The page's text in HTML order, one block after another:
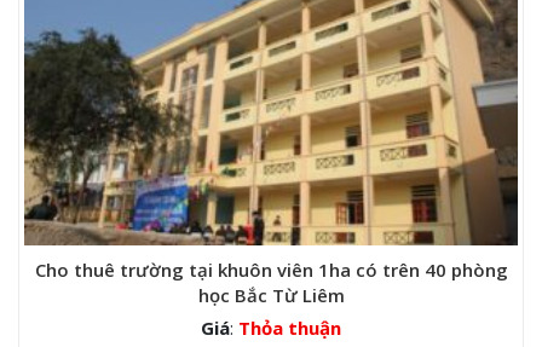
Cho thuê trường tại khuôn viên 1ha có trên 40 phòng
học Bắc Từ Liêm
Giá: Thỏa thuận